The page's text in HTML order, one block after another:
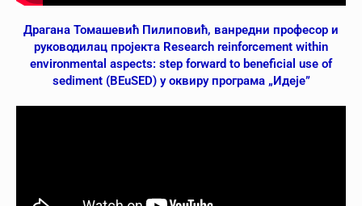
Драгана Томашевић Пилиповић, ванредни професор и
руководилац пројекта Research reinforcement within
environmental aspects: step forward to beneficial use of
sediment (BEuSED) у оквиру програма „Идеје”